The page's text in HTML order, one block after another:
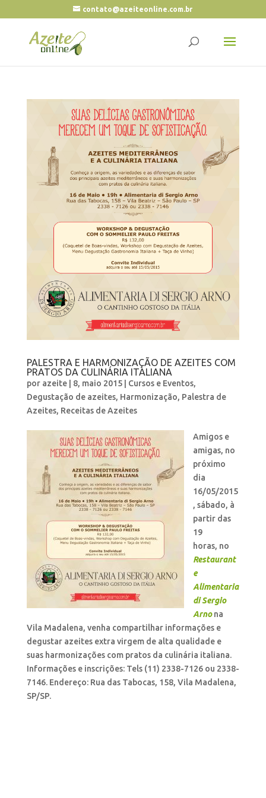
contato@azeiteonline.com.br
PALESTRA E HARMONIZAÇÃO DE AZEITES COM
PRATOS DA CULINÁRIA ITALIANA
por azeite| 8, maio 2015| Cursos e Eventos,
Degustação de azeites, Harmonização, Palestra de
Azeites, Receitas de Azeites
Amigos e
amigas, no
próximo
dia
16/05/2015
, sábado, à
partir das
19
horas, no
Restaurant
e
Alimentaria
di Sergio
Arnona
Vila Madalena, venha compartilhar informações e
degustar azeites extra virgem de alta qualidade e
suas harmonizações com pratos da culinária italiana.
Informações e inscrições: Tels (11) 2338-7126 ou 2338-
7146. Endereço: Rua das Tabocas, 158, Vila Madalena,
SP/SP.